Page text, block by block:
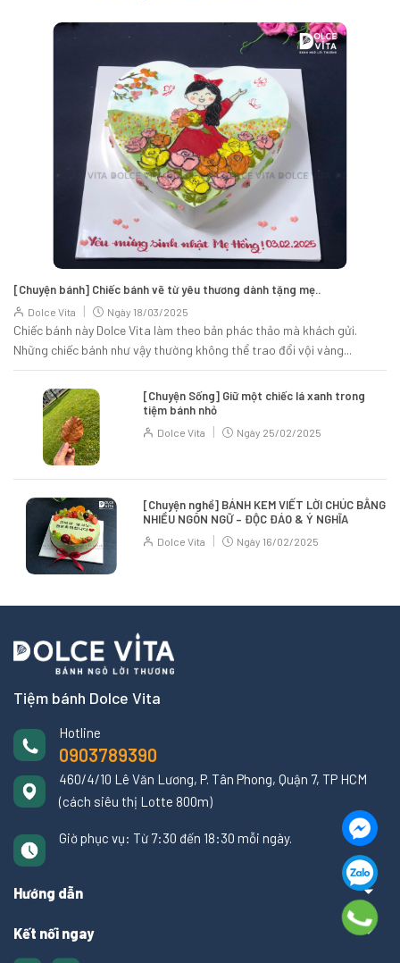
[Chuyện bánh] Chiếc bánh vẽ từ yêu thương dành tặng mẹ..
Dolce Vita Ngày 18/03/2025
Chiếc bánh này Dolce Vita làm theo bản phác thảo mà khách gửi.
Những chiếc bánh như vậy thường không thể trao đổi vội vàng...
[Chuyện Sống] Giữ một chiếc lá xanh trong
tiệm bánh nhỏ
Dolce Vita Ngày 25/02/2025
[Chuyện nghề] BÁNH KEM VIẾT LỜI CHÚC BẰNG
NHIỀU NGÔN NGỮ – ĐỘC ĐÁO & Ý NGHĨA
Dolce Vita | Ngày 16/02/2025
Tiệm bánh Dolce Vita
Hotline
0903789390
460/4/10 Lê Văn Lương, P. Tân Phong, Quận 7, TP HCM
(cách siêu thị Lotte 800m)
Giờ phục vụ: Từ 7:30 đến 18:30 mỗi ngày.
Hướng dẫn
Kết nối ngay